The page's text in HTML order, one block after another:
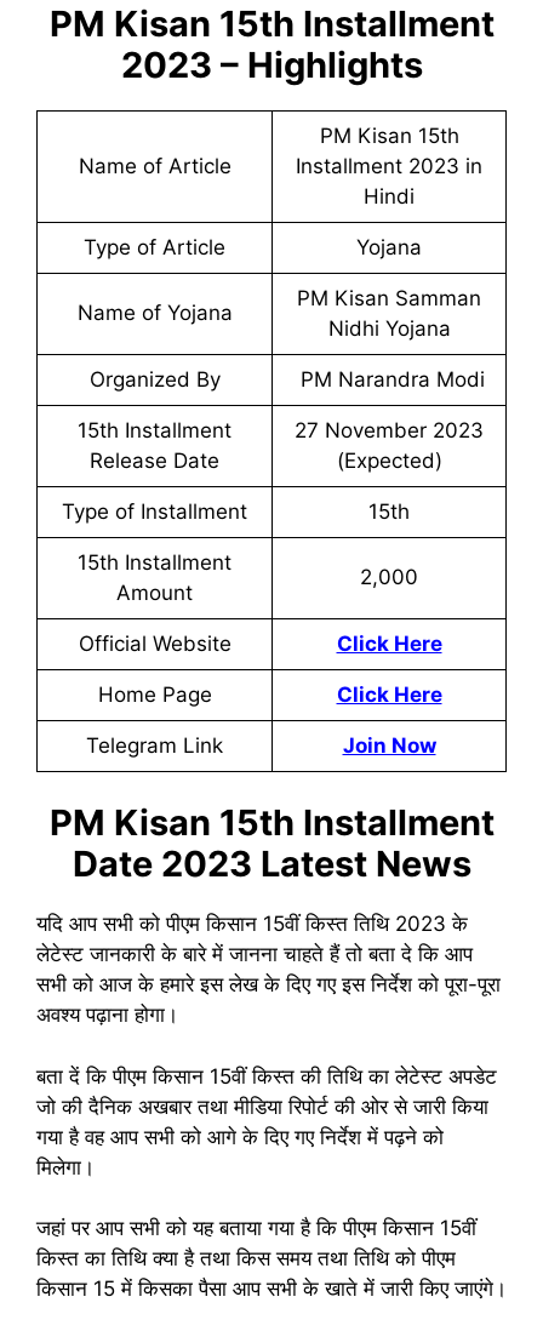
PM Kisan 15th Installment
2023 – Highlights
Name of Article
PM Kisan 15th
Installment 2023 in
Hindi
Type of Article Yojana
Name of Yojana
PM Kisan Samman
Nidhi Yojana
Organized By PM Narandra Modi
15th Installment
Release Date
27 November 2023
(Expected)
Type of Installment 15th
15th Installment
Amount
2,000
Official Website Click Here
Home Page Click Here
Telegram Link Join Now
PM Kisan 15th Installment
Date 2023 Latest News
यदि आप सभी को पीएम किसान 15वीं किस्त तिथि 2023 के
लेटेस्ट जानकारी के बारे में जानना चाहते हैं तो बता दे कि आप
सभी को आज के हमारे इस लेख के दिए गए इस निर्देश को पूरा-पूरा
अवश्य पढ़ाना होगा।
बता दें कि पीएम किसान 15वीं किस्त की तिथि का लेटेस्ट अपडेट
जो की दैनिक अखबार तथा मीडिया रिपोर्ट की ओर से जारी किया
गया है वह आप सभी को आगे के दिए गए निर्देश में पढ़ने को
मिलेगा।
जहां पर आप सभी को यह बताया गया है कि पीएम किसान 15वीं
किस्त का तिथि क्या है तथा किस समय तथा तिथि को पीएम
किसान 15 में किसका पैसा आप सभी के खाते में जारी किए जाएंगे।